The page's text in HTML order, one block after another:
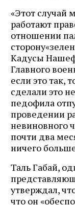
«Этот случай
работают
отношении
Кадусы
Главного
если это так,
сделали это
педофила
проведении
невиновного
почти два
ничего
Таль Габай,
утверждал,
что он